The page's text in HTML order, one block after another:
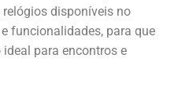
disponíveis no
funcionalidades, para que
para encontros e